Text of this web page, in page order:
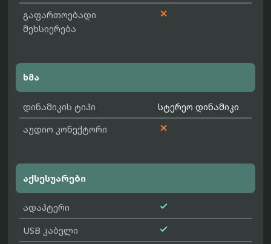
გაფართოებადი
მეხსიერება

ხმა
დინამიკის ტიპი
სტერეო დინამიკი
აუდიო კონექტორი

აქსესუარები
ადაპტერი 
USB კაბელი 